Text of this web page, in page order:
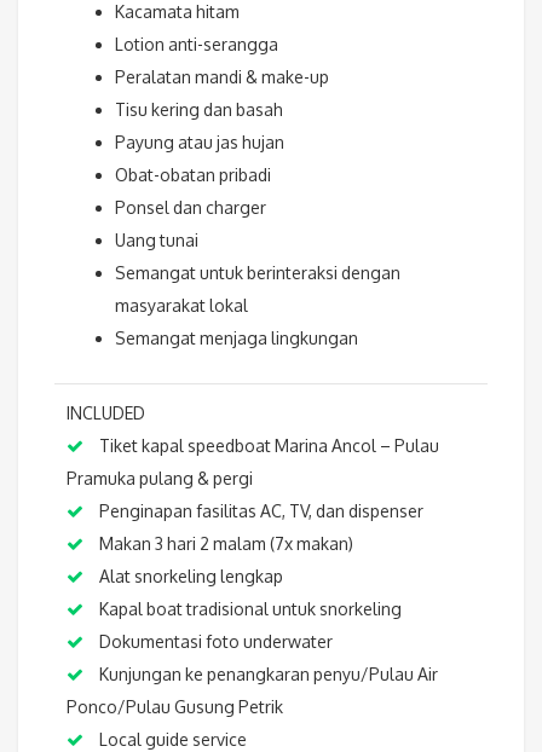
Kacamata hitam
Lotion anti-serangga
Peralatan mandi & make-up
Tisu kering dan basah
Payung atau jas hujan
Obat-obatan pribadi
Ponsel dan charger
Uang tunai
Semangat untuk berinteraksi dengan
masyarakat lokal
Semangat menjaga lingkungan
INCLUDED
Tiket kapal speedboat Marina Ancol – Pulau
Pramuka pulang & pergi
Penginapan fasilitas AC, TV, dan dispenser
Makan 3 hari 2 malam (7x makan)
Alat snorkeling lengkap
Kapal boat tradisional untuk snorkeling
Dokumentasi foto underwater
Kunjungan ke penangkaran penyu/Pulau Air
Ponco/Pulau Gusung Petrik
Local guide service